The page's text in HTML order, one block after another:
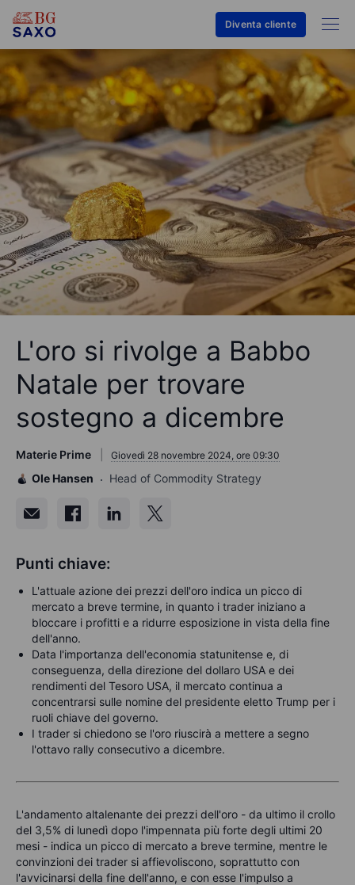
Diventa cliente
L'oro si rivolge a Babbo
Natale per trovare
sostegno a dicembre
Materie Prime Giovedì 28 novembre 2024, ore 09:30
Ole Hansen Head of Commodity Strategy
Punti chiave:
L'attuale azione dei prezzi dell'oro indica un picco di
mercato a breve termine, in quanto i trader iniziano a
bloccare i profitti e a ridurre esposizione in vista della fine
dell'anno.
Data l'importanza dell'economia statunitense e, di
conseguenza, della direzione del dollaro USA e dei
rendimenti del Tesoro USA, il mercato continua a
concentrarsi sulle nomine del presidente eletto Trump per i
ruoli chiave del governo.
I trader si chiedono se l'oro riuscirà a mettere a segno
l'ottavo rally consecutivo a dicembre.
L'andamento altalenante dei prezzi dell'oro - da ultimo il crollo
del 3,5% di lunedì dopo l'impennata più forte degli ultimi 20
mesi - indica un picco di mercato a breve termine, mentre le
convinzioni dei trader si affievoliscono, soprattutto con
l'avvicinarsi della fine dell'anno, e con esse l'impulso a